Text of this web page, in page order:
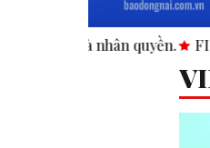
FIFA thừa nhận mặt sân